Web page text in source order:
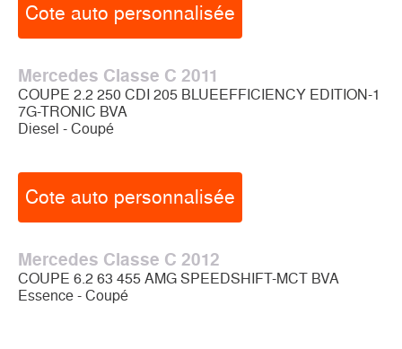
Cote auto personnalisée
Mercedes Classe C 2011
COUPE 2.2 250 CDI 205 BLUEEFFICIENCY EDITION-1
7G-TRONIC BVA
Diesel - Coupé
Cote auto personnalisée
Mercedes Classe C 2012
COUPE 6.2 63 455 AMG SPEEDSHIFT-MCT BVA
Essence - Coupé